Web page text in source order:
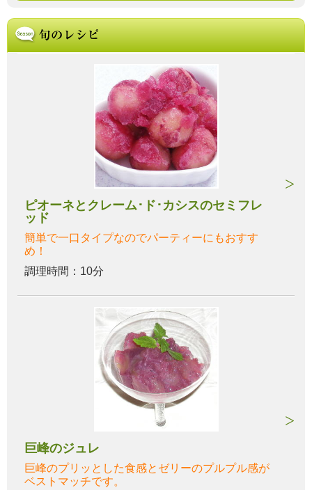
ピオーネとクレーム･ド･カシスのセミフレ
ッド
簡単で一口タイプなのでパーティーにもおすす
め！
調理時間：10分
巨峰のジュレ
巨峰のプリッとした食感とゼリーのプルプル感が
ベストマッチです。